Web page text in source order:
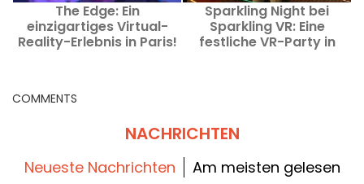
The Edge: Ein
einzigartiges Virtual-
Reality-Erlebnis in Paris!
Sparkling Night bei
Sparkling VR: Eine
festliche VR-Party in
COMMENTS
NACHRICHTEN
Neueste Nachrichten Am meisten gelesen